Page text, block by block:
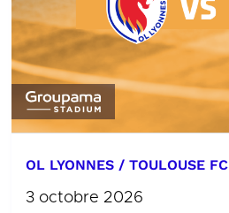
OL LYONNES / TOULOUSE FC
3 octobre 2026